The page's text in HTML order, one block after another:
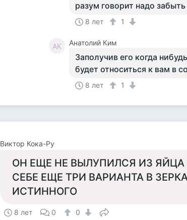
разум говорит надо
8 лет 1
АК Анатолий Ким
Заполучив его когда
будет относиться к вам в
8 лет 1
Виктор Кока-Ру
ОН ЕЩЕ НЕ ВЫЛУПИЛСЯ ИЗ
СЕБЕ ЕЩЕ ТРИ ВАРИАНТА В
ИСТИННОГО
8 лет 0 0